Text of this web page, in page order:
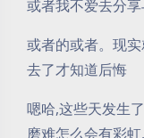
或者我不爱去分享
或者的或者。现
去了才知道后悔
嗯哈,这些天发生
磨难怎么会有彩虹,